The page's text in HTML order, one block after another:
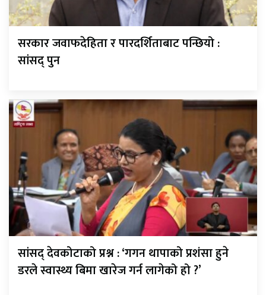
सरकार जवाफदेहिता र पारदर्शिताबाट पन्छियो :
सांसद् पुन
सांसद् देवकोटाको प्रश्न : ‘गगन थापाको प्रशंसा हुने
डरले स्वास्थ्य बिमा खारेज गर्न लागेको हो ?’